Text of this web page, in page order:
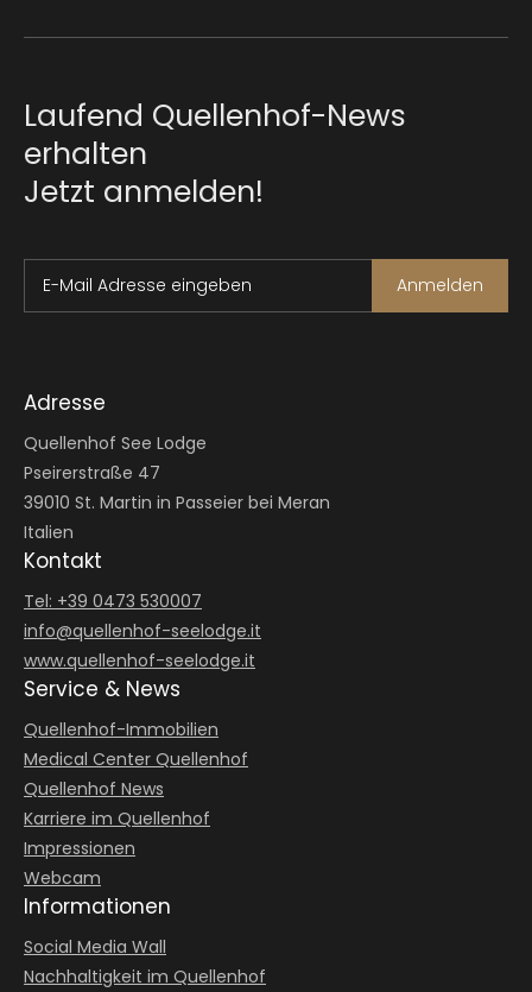
Laufend Quellenhof-News
erhalten
Jetzt anmelden!
E-Mail Adresse eingeben Anmelden
Adresse
Quellenhof See Lodge
Pseirerstraße 47
39010 St. Martin in Passeier bei Meran
Italien
Kontakt
Tel: +39 0473 530007
info@quellenhof-seelodge.it
www.quellenhof-seelodge.it
Service & News
Quellenhof-Immobilien
Medical Center Quellenhof
Quellenhof News
Karriere im Quellenhof
Impressionen
Webcam
Informationen
Social Media Wall
Nachhaltigkeit im Quellenhof